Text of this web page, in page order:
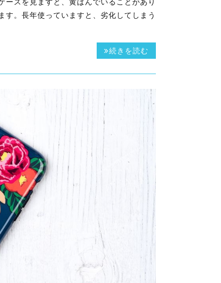
。長年使っていますと、劣化してしまう
続きを読む